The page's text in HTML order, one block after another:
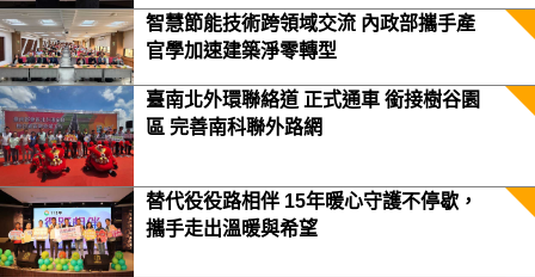
智慧節能技術跨領域交流 內政部攜手產
官學加速建築淨零轉型
臺南北外環聯絡道 正式通車 銜接樹谷園
區 完善南科聯外路網
替代役役路相伴 15年暖心守護不停歇，
攜手走出溫暖與希望